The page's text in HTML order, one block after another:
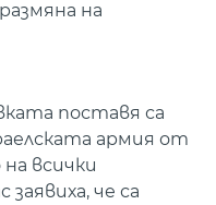
на
поставя са
армия от
всички
заявиха, че са